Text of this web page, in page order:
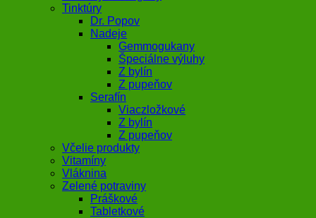
Tinktúry
Dr. Popov
Nadeje
Gemmogukany
Špeciálne výluhy
Z bylín
Z pupeňov
Serafín
Viaczložkové
Z bylín
Z pupeňov
Včelie produkty
Vitamíny
Vláknina
Zelené potraviny
Práškové
Tabletkové